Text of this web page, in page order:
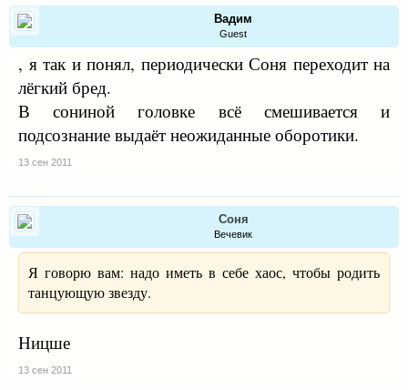
Вадим
Guest
, я так и понял, периодически Соня переходит на
лёгкий бред.
В сониной головке всё смешивается и
подсознание выдаёт неожиданные оборотики.
13 сен 2011
Соня
Вечевик
Я говорю вам: надо иметь в себе хаос, чтобы родить
танцующую звезду.
Ницше
13 сен 2011